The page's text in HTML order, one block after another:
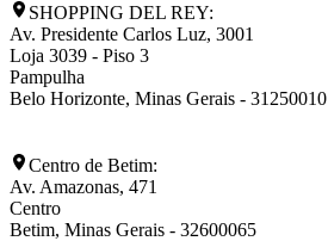
SHOPPING DEL REY:
Av. Presidente Carlos Luz, 3001
Loja 3039 - Piso 3
Pampulha
Belo Horizonte, Minas Gerais - 31250010
Centro de Betim:
Av. Amazonas, 471
Centro
Betim, Minas Gerais - 32600065